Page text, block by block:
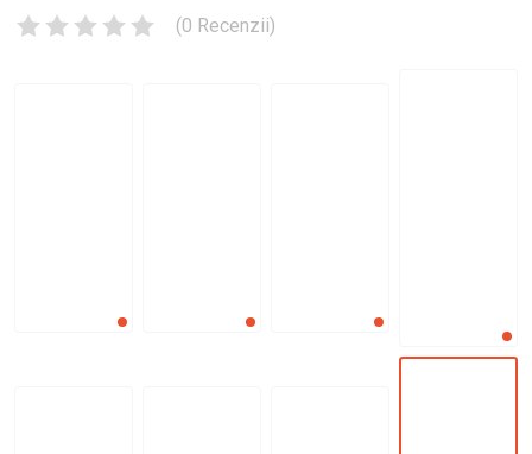
(0 Recenzii)